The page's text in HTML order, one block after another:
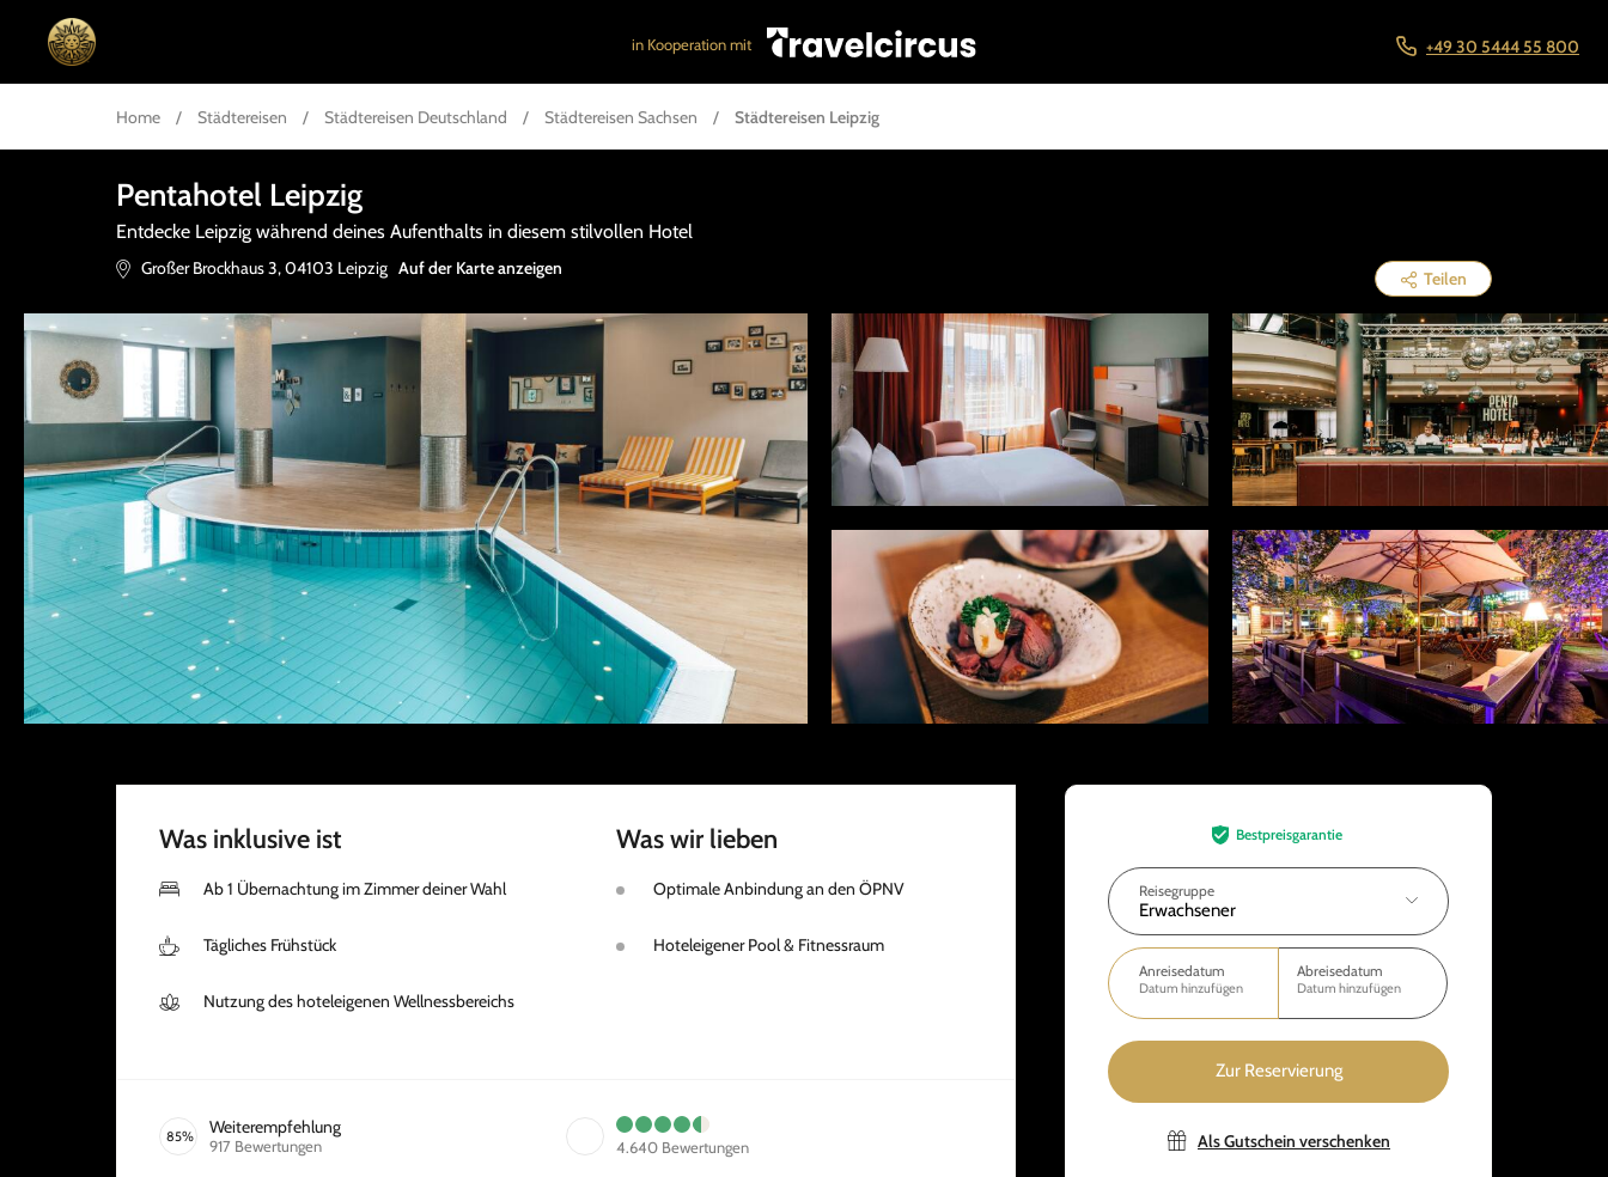
in Kooperation mit +49 30 5444 55 800
Home / Städtereisen / Städtereisen Deutschland / Städtereisen Sachsen / Städtereisen Leipzig
Pentahotel Leipzig
Entdecke Leipzig während deines Aufenthalts in diesem stilvollen Hotel
Großer Brockhaus 3,04103 Leipzig Auf der Karte anzeigen Teilen
Bestpreisgarantie
Reisegruppe
Erwachsener
Anreisedatum
Datum hinzufügen
Abreisedatum
Datum hinzufügen
Zur Reservierung
Als Gutschein verschenken
Was inklusive ist
Ab 1 Übernachtung im Zimmer deiner Wahl
Tägliches Frühstück
Nutzung des hoteleigenen Wellnessbereichs
Was wir lieben
Optimale Anbindung an den ÖPNV
Hoteleigener Pool & Fitnessraum
85% Weiterempfehlung
917 Bewertungen 4.640 Bewertungen